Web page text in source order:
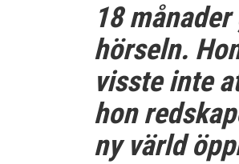
18
hörseln.
visste inte
hon
ny värld